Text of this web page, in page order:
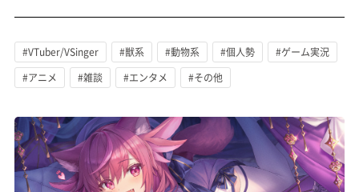
会社概要
お問い合わせ
記事リクエスト
ログイン
LINK
#VTuber/VSinger #獣系 #動物系 #個人勢
#ゲーム実況
#アニメ
#雑談 #エンタメ #その他